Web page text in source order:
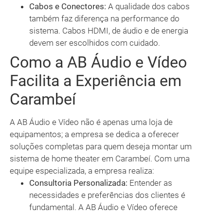
Cabos e Conectores: A qualidade dos cabos
também faz diferença na performance do
sistema. Cabos HDMI, de áudio e de energia
devem ser escolhidos com cuidado.
Como a AB Áudio e Vídeo
Facilita a Experiência em
Carambeí
A AB Áudio e Vídeo não é apenas uma loja de
equipamentos; a empresa se dedica a oferecer
soluções completas para quem deseja montar um
sistema de home theater em Carambeí. Com uma
equipe especializada, a empresa realiza:
Consultoria Personalizada: Entender as
necessidades e preferências dos clientes é
fundamental. A AB Áudio e Vídeo oferece